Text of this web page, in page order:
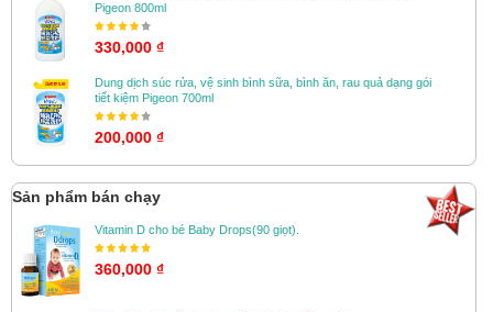
Pigeon 800ml
330,000 ₫
Dung dịch súc rửa, vệ sinh bình sữa, bình ăn, rau quả dạng gói
tiết kiệm Pigeon 700ml
200,000 ₫
Sản phẩm bán chạy
Vitamin D cho bé Baby Drops(90 giọt).
360,000 ₫